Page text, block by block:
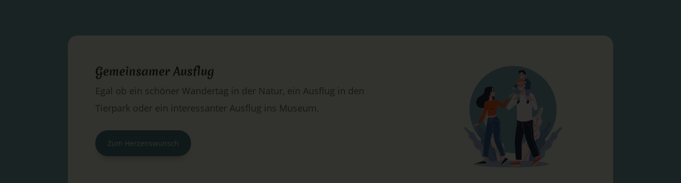
Gemeinsamer Ausflug
Egal ob ein schöner Wandertag in der Natur, ein Ausflug in den
Tierpark oder ein interessanter Ausflug ins Museum.
Zum Herzenswunsch